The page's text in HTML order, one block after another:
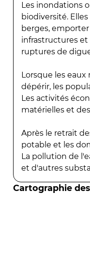
Les inondations
biodiversité.
berges,
infrastructures et
ruptures de
Lorsque les
dépérir, les
Les activités
matérielles et
Après le retrait
potable et les
La pollution de
et d'autres
Cartographie